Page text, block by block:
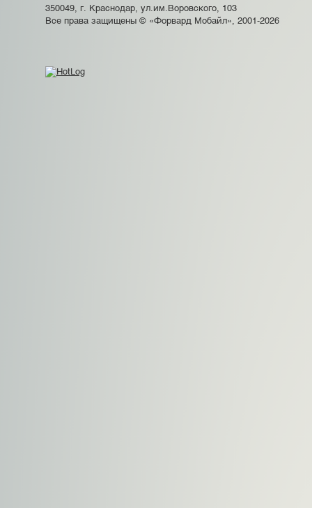
350049, г. Краснодар, ул.им.Воровского, 103
Все права защищены © «Форвард Мобайл», 2001-2026